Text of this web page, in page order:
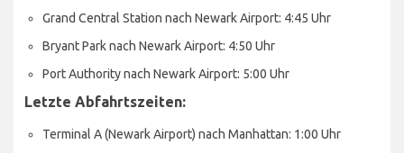
Grand Central Station nach Newark Airport: 4:45 Uhr
Bryant Park nach Newark Airport: 4:50 Uhr
Port Authority nach Newark Airport: 5:00 Uhr
Letzte Abfahrtszeiten:
Terminal A (Newark Airport) nach Manhattan: 1:00 Uhr